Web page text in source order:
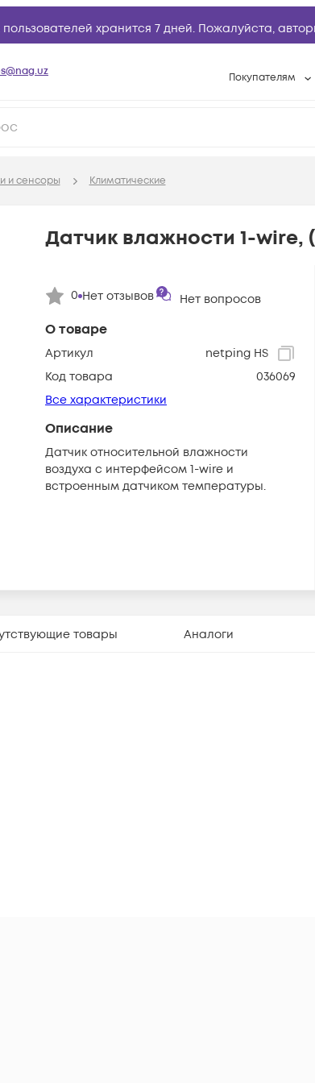
хранится 7 дней. Пожалуйста,
Покупателям
База знаний
и сенсоры Климатические
О товаре
Артикул
netping HS
Код товара
036069
Все характеристики
Описание
Датчик относительной влажности
воздуха с интерфейсом 1-wire и
встроенным датчиком температуры.
Датчик влажности 1-wire,
0 Нет отзывов Нет вопросов
товары Аналоги